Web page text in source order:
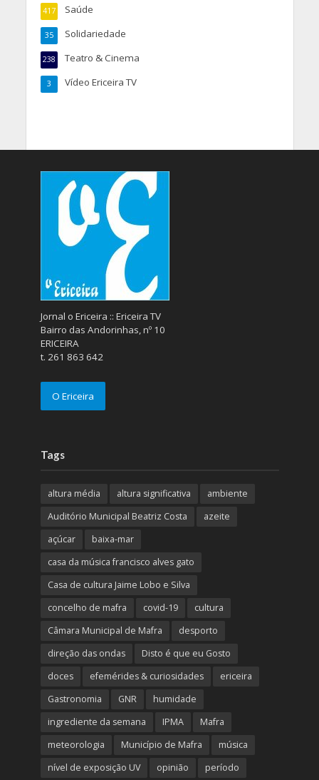
Saúde
417
Solidariedade
35
Teatro & Cinema
238
Vídeo Ericeira TV
3
Jornal o Ericeira :: Ericeira TV
Bairro das Andorinhas, nº 10
ERICEIRA
t. 261 863 642
O Ericeira
Tags
altura média altura significativa
ambiente
Auditório Municipal Beatriz Costa
azeite
açúcar
baixa-mar
casa da música francisco alves gato
Casa de cultura Jaime Lobo e Silva
concelho de mafra
covid-19
cultura
Câmara Municipal de Mafra
desporto
direção das ondas
Disto é que eu Gosto
doces
efemérides & curiosidades
ericeira
Gastronomia
GNR
humidade
ingrediente da semana
IPMA
Mafra
meteorologia
Município de Mafra
música
nível de exposição UV
opinião período